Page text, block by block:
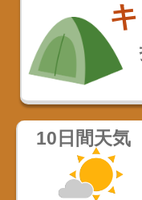
10日間天気